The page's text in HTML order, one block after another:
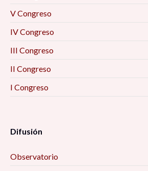
V Congreso
IV Congreso
III Congreso
II Congreso
I Congreso
Difusión
Observatorio